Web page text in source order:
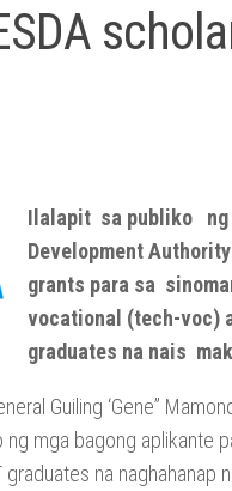
Ilalapit sa publiko ng
Development
grants para sa
vocational (tech-voc)
graduates na nais
Guiling ‘Gene”
mga bagong aplikante
na naghahanap